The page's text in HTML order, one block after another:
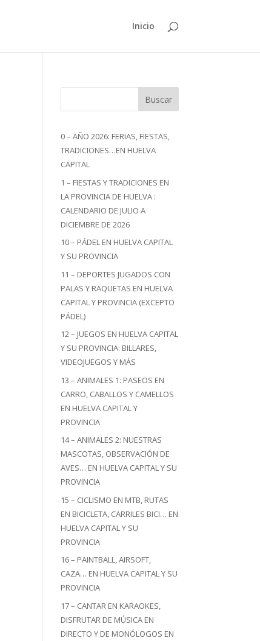
Inicio
Buscar
0 – AÑO 2026: FERIAS, FIESTAS,
TRADICIONES…EN HUELVA
CAPITAL
1 – FIESTAS Y TRADICIONES EN
LA PROVINCIA DE HUELVA :
CALENDARIO DE JULIO A
DICIEMBRE DE 2026
10 – PÁDEL EN HUELVA CAPITAL
Y SU PROVINCIA
11 – DEPORTES JUGADOS CON
PALAS Y RAQUETAS EN HUELVA
CAPITAL Y PROVINCIA (EXCEPTO
PÁDEL)
12 – JUEGOS EN HUELVA CAPITAL
Y SU PROVINCIA: BILLARES,
VIDEOJUEGOS Y MÁS
13 – ANIMALES 1: PASEOS EN
CARRO, CABALLOS Y CAMELLOS
EN HUELVA CAPITAL Y
PROVINCIA
14 – ANIMALES 2: NUESTRAS
MASCOTAS, OBSERVACIÓN DE
AVES… EN HUELVA CAPITAL Y SU
PROVINCIA
15 – CICLISMO EN MTB, RUTAS
EN BICICLETA, CARRILES BICI… EN
HUELVA CAPITAL Y SU
PROVINCIA
16 – PAINTBALL, AIRSOFT,
CAZA… EN HUELVA CAPITAL Y SU
PROVINCIA
17 – CANTAR EN KARAOKES,
DISFRUTAR DE MÚSICA EN
DIRECTO Y DE MONÓLOGOS EN